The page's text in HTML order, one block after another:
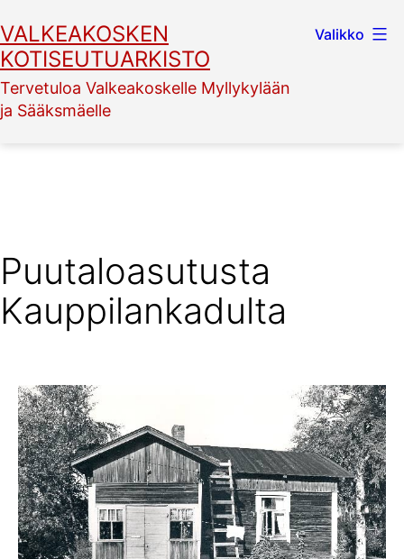
sisältöön
VALKEAKOSKEN
KOTISEUTUARKISTO
Tervetuloa Valkeakoskelle Myllykylään
ja Sääksmäelle
Valikko
Puutaloasutusta
Kauppilankadulta